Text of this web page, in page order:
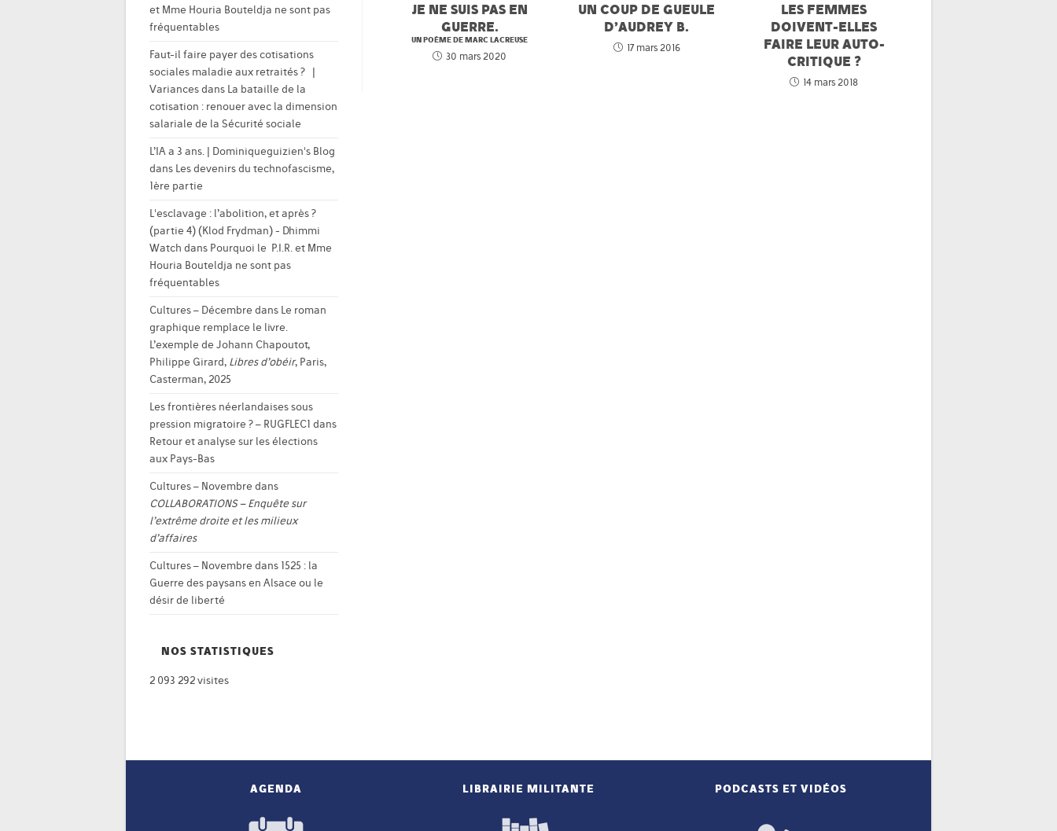
JE NE SUIS PAS EN
GUERRE.
UN POÈME DE MARC LACREUSE
30 mars 2020
UN COUP DE GUEULE
D’AUDREY B.
17 mars 2016
LES FEMMES
DOIVENT-ELLES
FAIRE LEUR AUTO-
CRITIQUE ?
14 mars 2018
et Mme Houria Bouteldja ne sont pas
fréquentables
Faut-il faire payer des cotisations
sociales maladie aux retraités ? |
Variancesdans La bataille de la
cotisation : renouer avec la dimension
salariale de la Sécurité sociale
L’IA a 3 ans. | Dominiqueguizien's Blog
dans Les devenirs du technofascisme,
1ère partie
L'esclavage : l’abolition, et après ?
(partie 4) (Klod Frydman) - Dhimmi
Watch dans Pourquoi le P.I.R. et Mme
Houria Bouteldja ne sont pas
fréquentables
Cultures – Décembre dans Le roman
graphique remplace le livre.
L’exemple de Johann Chapoutot,
Philippe Girard, Libres d’obéir, Paris,
Casterman, 2025
Les frontières néerlandaises sous
pression migratoire ? – RUGFLEC1 dans
Retour et analyse sur les élections
aux Pays-Bas
Cultures – Novembre dans
COLLABORATIONS – Enquête sur
l’extrême droite et les milieux
d’affaires
Cultures – Novembre dans 1525 : la
Guerre des paysans en Alsace ou le
désir de liberté
NOS STATISTIQUES
2 093 292 visites
AGENDA LIBRAIRIE MILITANTE PODCASTS ET VIDÉOS